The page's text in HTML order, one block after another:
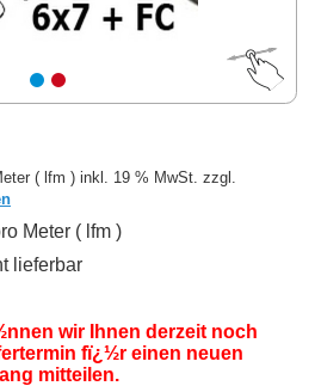
( lfm ) inkl. 19 % MwSt. zzgl.
Meter ( lfm )
lieferbar
wir Ihnen derzeit noch
fï¿½r einen neuen
mitteilen.